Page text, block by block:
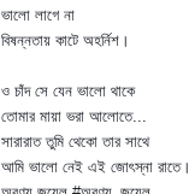
ভালো লাগে না
বিষন্নতায় কাটে অহর্নিশ।
ও চাঁদ সে যেন ভালো থাকে
তোমার মায়া ভরা আলোতে...
সারারাত তুমি থেকো তার সাথে
আমি ভালো নেই এই জোৎস্না রাতে।